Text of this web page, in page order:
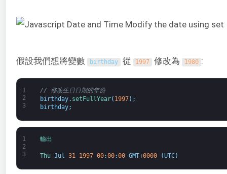
假設我們想將變數 birthday 從 1997 修改為 1980 :
1
2
3
// 修改生日日期的年份
birthday. setFullYear( 1997) ;
birthday;
1
2
3
輸出
Thu Jul 31 1997 00:00:00 GMT+0000 (UTC)